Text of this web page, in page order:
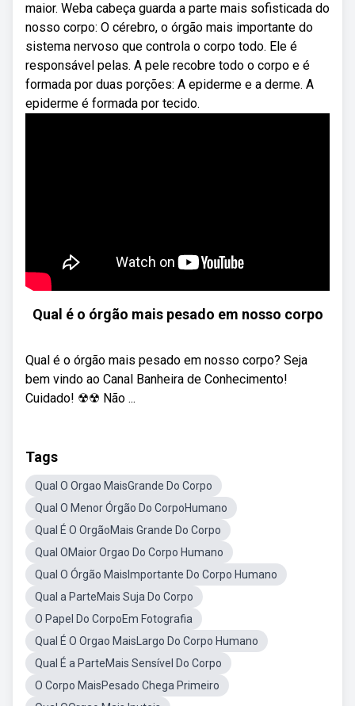
maior. Weba cabeça guarda a parte mais sofisticada do
nosso corpo: O cérebro, o órgão mais importante do
sistema nervoso que controla o corpo todo. Ele é
responsável pelas. A pele recobre todo o corpo e é
formada por duas porções: A epiderme e a derme. A
epiderme é formada por tecido.
Qual é o órgão mais pesado em nosso corpo
Qual é o órgão mais pesado em nosso corpo? Seja
bem vindo ao Canal Banheira de Conhecimento!
Cuidado! ☢☢ Não ...
Tags
Qual O Orgao MaisGrande Do Corpo
Qual O Menor Órgão Do CorpoHumano
Qual É O OrgãoMais Grande Do Corpo
Qual OMaior Orgao Do Corpo Humano
Qual O Órgão MaisImportante Do Corpo Humano
Qual a ParteMais Suja Do Corpo
O Papel Do CorpoEm Fotografia
Qual É O Orgao MaisLargo Do Corpo Humano
Qual É a ParteMais Sensível Do Corpo
O Corpo MaisPesado Chega Primeiro